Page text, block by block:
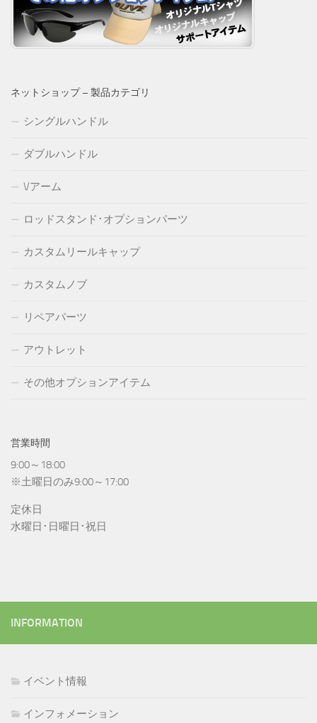
ネットショップ – 製品カテゴリ
シングルハンドル
ダブルハンドル
Vアーム
ロッドスタンド･オプションパーツ
カスタムリールキャップ
カスタムノブ
リペアパーツ
アウトレット
その他オプションアイテム
営業時間
9:00～18:00
※土曜日のみ9:00～17:00
定休日
水曜日･日曜日･祝日
INFORMATION
イベント情報
インフォメーション